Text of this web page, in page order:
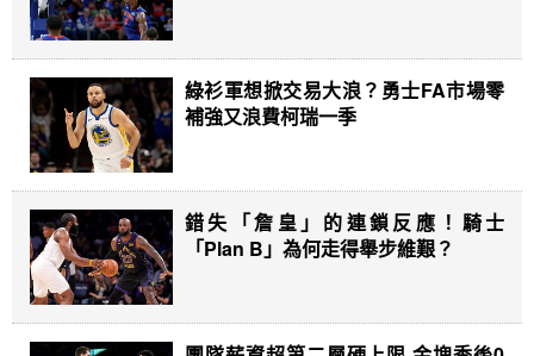
綠衫軍想掀交易大浪？勇士FA市場零
補強又浪費柯瑞一季
錯失「詹皇」的連鎖反應！騎士
「Plan B」為何走得舉步維艱？